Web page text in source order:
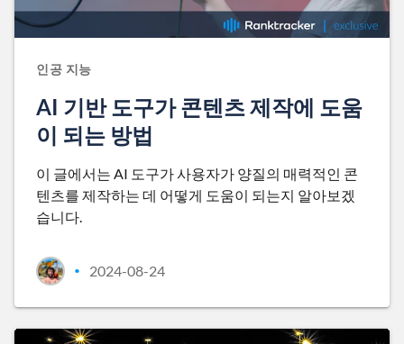
인공 지능
AI 기반 도구가 콘텐츠 제작에 도움
이 되는 방법
이 글에서는 AI 도구가 사용자가 양질의 매력적인 콘
텐츠를 제작하는 데 어떻게 도움이 되는지 알아보겠
습니다.
• 2024-08-24